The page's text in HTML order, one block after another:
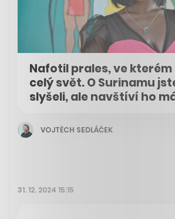
Nafotil prales, ve kterém
celý svět. O Surinamu
slyšeli, ale navštíví ho
VOJTĚCH SEDLÁČEK
31. 12. 2024 15:15